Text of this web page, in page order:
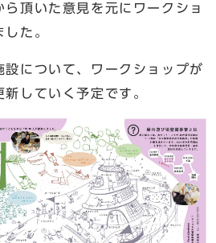
ら頂いた意見を元にワークショ
た。
設について、ワークショップが
していく予定です。